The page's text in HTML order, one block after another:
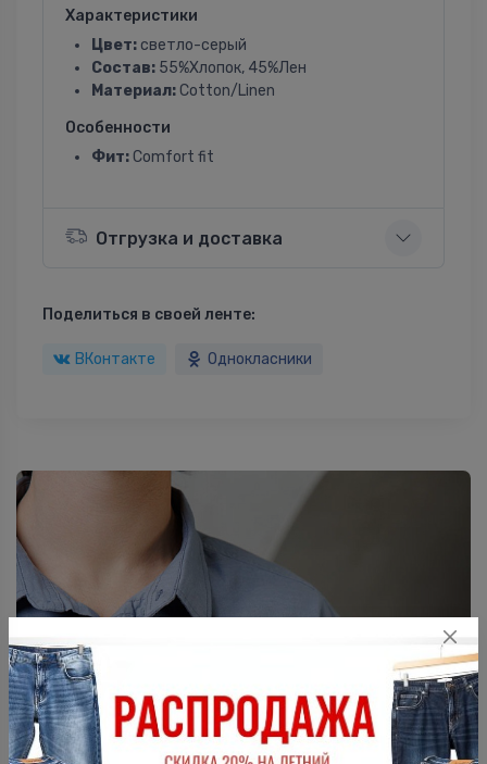
Характеристики
Цвет: светло-серый
Состав: 55%Хлопок, 45%Лен
Материал: Cotton/Linen
Особенности
Фит: Comfort fit
Отгрузка и доставка
Поделиться в своей ленте:
ВКонтакте Однокласники